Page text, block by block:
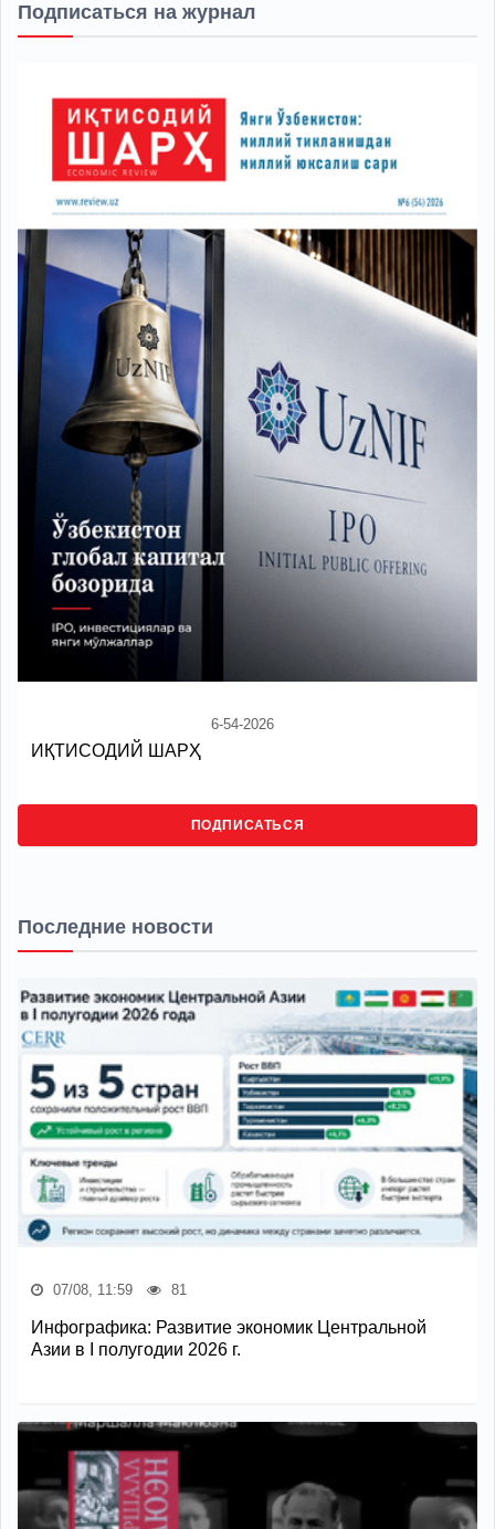
Подписаться на журнал
6-54-2026
ИҚТИСОДИЙ ШАРҲ
ПОДПИСАТЬСЯ
Последние новости
07/08, 11:59 81
Инфографика: Развитие экономик Центральной
Азии в I полугодии 2026 г.